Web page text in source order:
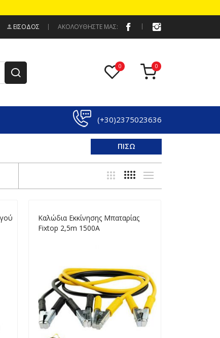
ΕΊΣΟΔΟΣ ΑΚΟΛΟΥΘΗΣΤΕ ΜΑΣ:
(+30)2375023636
ΠΙΣΩ
Καλώδια Εκκίνησης Μπαταρίας
Fixtop 2,5m 1500Α